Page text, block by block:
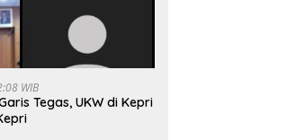
WIB
Tegas, UKW di Kepri